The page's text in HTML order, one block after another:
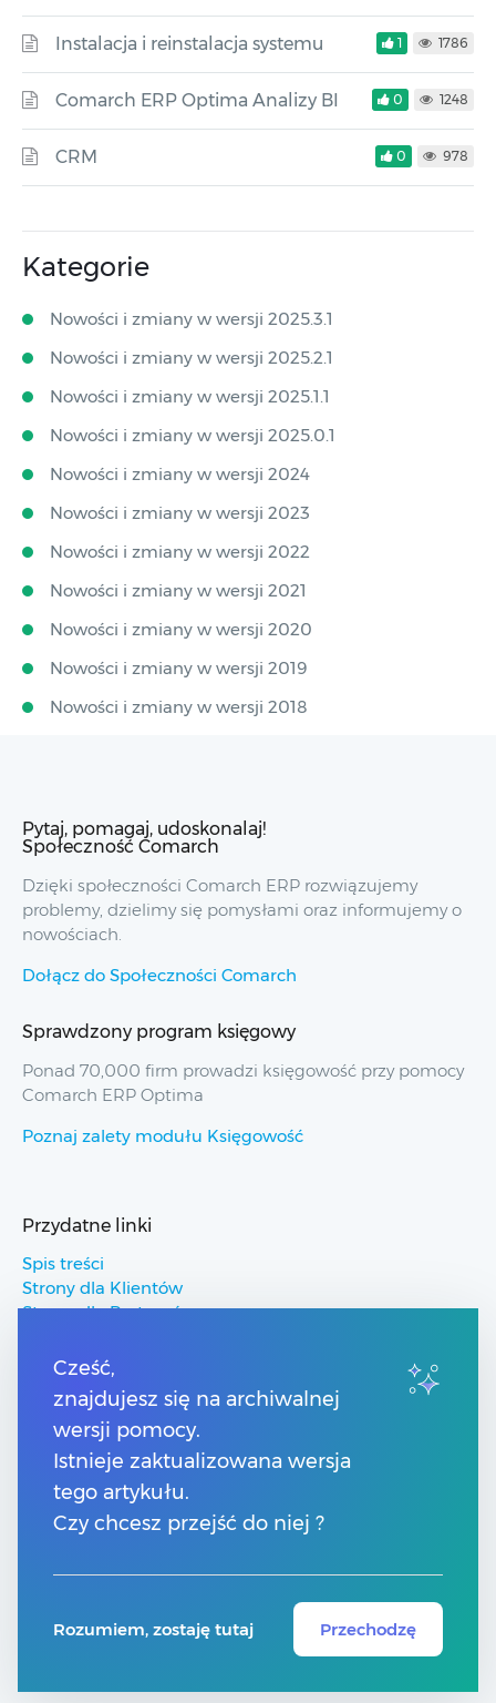
Instalacja i reinstalacja systemu 1 1786
Comarch ERP Optima Analizy BI 0 1248
CRM 0 978
Kategorie
Nowości i zmiany w wersji 2025.3.1
Nowości i zmiany w wersji 2025.2.1
Nowości i zmiany w wersji 2025.1.1
Nowości i zmiany w wersji 2025.0.1
Nowości i zmiany w wersji 2024
Nowości i zmiany w wersji 2023
Nowości i zmiany w wersji 2022
Nowości i zmiany w wersji 2021
Nowości i zmiany w wersji 2020
Nowości i zmiany w wersji 2019
Nowości i zmiany w wersji 2018
Pytaj, pomagaj, udoskonalaj!
Społeczność Comarch
Dzięki społeczności Comarch ERP rozwiązujemy
problemy, dzielimy się pomysłami oraz informujemy o
nowościach.
Dołącz do Społeczności Comarch
Sprawdzony program księgowy
Ponad 70,000 firm prowadzi księgowość przy pomocy
Comarch ERP Optima
Poznaj zalety modułu Księgowość
Przydatne linki
Spis treści
Strony dla Klientów
Strony dla Partnerów
Pomoc Comarch Betterfly
Pomoc Comarch e-Sklep
Pomoc Comarch HRM
Kontakt
Numery telefonów
Znajdź Partnera Comarch
Cześć,
znajdujesz się na archiwalnej
wersji pomocy.
Istnieje zaktualizowana wersja
tego artykułu.
Czy chcesz przejść do niej ?
Rozumiem, zostaję tutaj Przechodzę